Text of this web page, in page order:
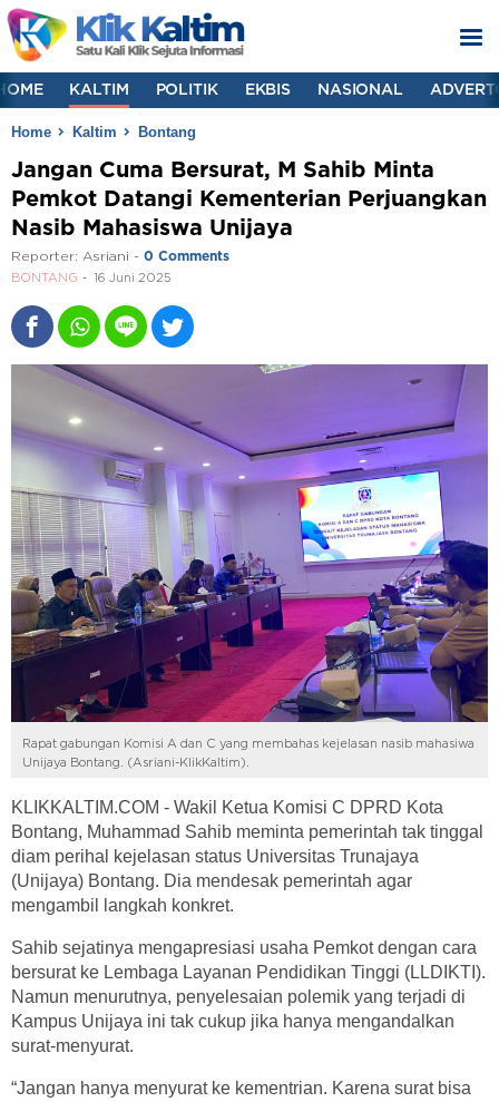
KALTIM POLITIK EKBIS NASIONAL
Home Kaltim Bontang
Jangan Cuma Bersurat, M Sahib Minta
Pemkot Datangi Kementerian Perjuangkan
Nasib Mahasiswa Unijaya
Reporter: Asriani - 0 Comments
BONTANG 16 Juni 2025
Rapat gabungan Komisi A dan C yang membahas kejelasan nasib mahasiwa
Unijaya Bontang. (Asriani-KlikKaltim).
KLIKKALTIM.COM - Wakil Ketua Komisi C DPRD Kota
Bontang, Muhammad Sahib meminta pemerintah tak tinggal
diam perihal kejelasan status Universitas Trunajaya
(Unijaya) Bontang. Dia mendesak pemerintah agar
mengambil langkah konkret.
Sahib sejatinya mengapresiasi usaha Pemkot dengan cara
bersurat ke Lembaga Layanan Pendidikan Tinggi (LLDIKTI).
Namun menurutnya, penyelesaian polemik yang terjadi di
Kampus Unijaya ini tak cukup jika hanya mengandalkan
surat-menyurat.
“Jangan hanya menyurat ke kementrian. Karena surat bisa